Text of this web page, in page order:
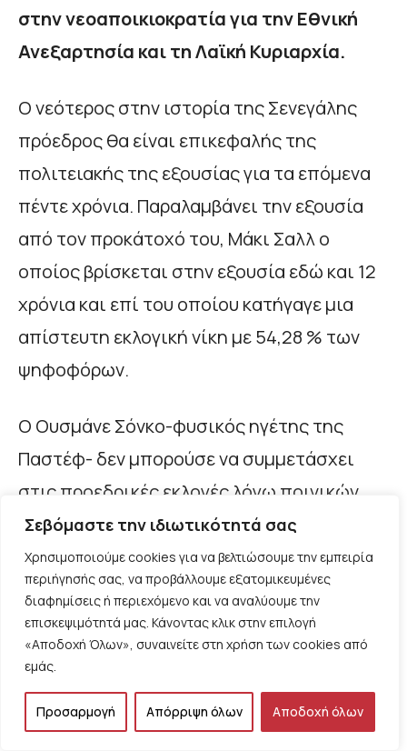
Σεβόμαστε την ιδιωτικότητά σας
Χρησιμοποιούμε cookies για να βελτιώσουμε την εμπειρία
περιήγησής σας, να προβάλλουμε εξατομικευμένες
διαφημίσεις ή περιεχόμενο και να αναλύουμε την
επισκεψιμότητά μας. Κάνοντας κλικ στην επιλογή
«Αποδοχή Όλων», συναινείτε στη χρήση των cookies από
εμάς.
Προσαρμογή Απόρριψη όλων Αποδοχή όλων
στην νεοαποικιοκρατία για την Εθνική
Ανεξαρτησία και τη Λαϊκή Κυριαρχία.
Ο νεότερος στην ιστορία της Σενεγάλης
πρόεδρος θα είναι επικεφαλής της
πολιτειακής της εξουσίας για τα επόμενα
πέντε χρόνια. Παραλαμβάνει την εξουσία
από τον προκάτοχό του, Μάκι Σαλλ ο
οποίος βρίσκεται στην εξουσία εδώ και 12
χρόνια και επί του οποίου κατήγαγε μια
απίστευτη εκλογική νίκη με 54,28 % των
ψηφοφόρων.
Ο Ουσμάνε Σόνκο-φυσικός ηγέτης της
Παστέφ- δεν μπορούσε να συμμετάσχει
στις προεδρικές εκλογές λόγω ποινικών
κατηγοριών που εκκρεμούσαν επ’ αυτού
-στην ουσία αποτέλεσμα πολιτικής
υποκίνησης από τον Σαλλ. Μέσα στις
φυλακές όπου ευρίσκονταν και οι δύο
υπήρξε συμφωνία μεταξύ τους να
συμμετέχει αντί αυτού ο Φάγε.